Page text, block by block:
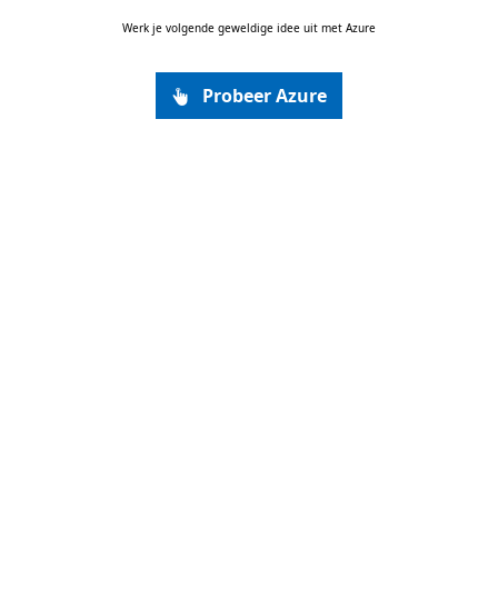
Werk je volgende geweldige idee uit met Azure
Probeer Azure